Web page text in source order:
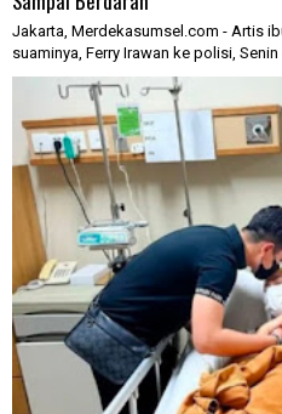
Jakarta, Merdekasumsel.com - Artis
suaminya, Ferry Irawan ke polisi,